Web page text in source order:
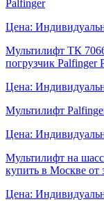
Palfinger
Цена:
Мультилифт ТК
погрузчик Palfinger
Цена:
Мультилифт
Цена:
Мультилифт на
купить в Москве от
Цена: